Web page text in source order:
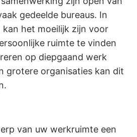
gedeelde bureaus. In
kan het moeilijk zijn voor
ruimte te vinden
op diepgaand werk
grotere organisaties kan dit
van uw werkruimte een